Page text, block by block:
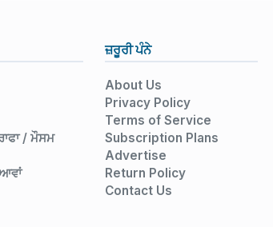
/ ਮੌਸਮ
ਜ਼ਰੂਰੀ ਪੰਨੇ
About Us
Privacy Policy
Terms of Service
Subscription Plans
Advertise
Return Policy
Contact Us